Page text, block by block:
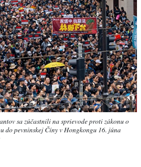
sa zúčastnili na sprievode proti zákonu o
do pevninskej Číny v Hongkongu 16. júna